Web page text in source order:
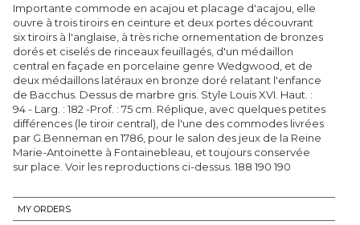
Importante commode en acajou et placage d'acajou, elle
ouvre à trois tiroirs en ceinture et deux portes découvrant
six tiroirs à l'anglaise, à très riche ornementation de bronzes
dorés et ciselés de rinceaux feuillagés, d'un médaillon
central en façade en porcelaine genre Wedgwood, et de
deux médaillons latéraux en bronze doré relatant l'enfance
de Bacchus. Dessus de marbre gris. Style Louis XVI. Haut. :
94 - Larg. : 182 -Prof. : 75 cm. Réplique, avec quelques petites
différences (le tiroir central), de l'une des commodes livrées
par G.Benneman en 1786, pour le salon des jeux de la Reine
Marie-Antoinette à Fontainebleau, et toujours conservée
sur place. Voir les reproductions ci-dessus. 188 190 190
MY ORDERS